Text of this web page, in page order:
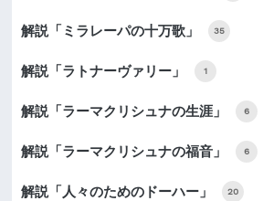
解説「ミラレーパの十万歌」 35
解説「ラトナーヴァリー」 1
解説「ラーマクリシュナの生涯」 6
解説「ラーマクリシュナの福音」 6
解説「人々のためのドーハー」 20